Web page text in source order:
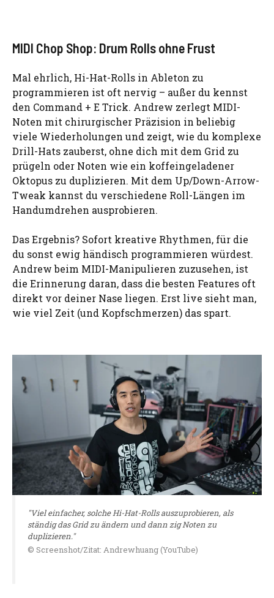
MIDI Chop Shop: Drum Rolls ohne Frust
Mal ehrlich, Hi-Hat-Rolls in Ableton zu
programmieren ist oft nervig – außer du kennst
den Command + E Trick. Andrew zerlegt MIDI-
Noten mit chirurgischer Präzision in beliebig
viele Wiederholungen und zeigt, wie du komplexe
Drill-Hats zauberst, ohne dich mit dem Grid zu
prügeln oder Noten wie ein koffeingeladener
Oktopus zu duplizieren. Mit dem Up/Down-Arrow-
Tweak kannst du verschiedene Roll-Längen im
Handumdrehen ausprobieren.
Das Ergebnis? Sofort kreative Rhythmen, für die
du sonst ewig händisch programmieren würdest.
Andrew beim MIDI-Manipulieren zuzusehen, ist
die Erinnerung daran, dass die besten Features oft
direkt vor deiner Nase liegen. Erst live sieht man,
wie viel Zeit (und Kopfschmerzen) das spart.
"Viel einfacher, solche Hi-Hat-Rolls auszuprobieren, als
ständig das Grid zu ändern und dann zig Noten zu
duplizieren."
© Screenshot/Zitat: Andrewhuang (YouTube)